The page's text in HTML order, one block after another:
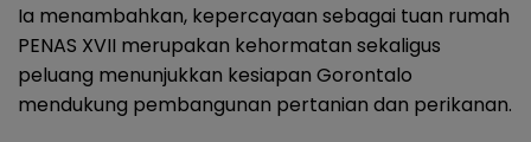
Ia menambahkan, kepercayaan sebagai tuan rumah
PENAS XVII merupakan kehormatan sekaligus
peluang menunjukkan kesiapan Gorontalo
mendukung pembangunan pertanian dan perikanan.